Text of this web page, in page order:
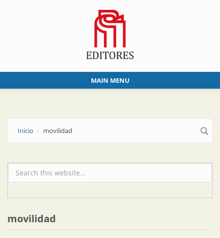
MAIN MENU
Inicio movilidad
Formulario de búsqueda
movilidad